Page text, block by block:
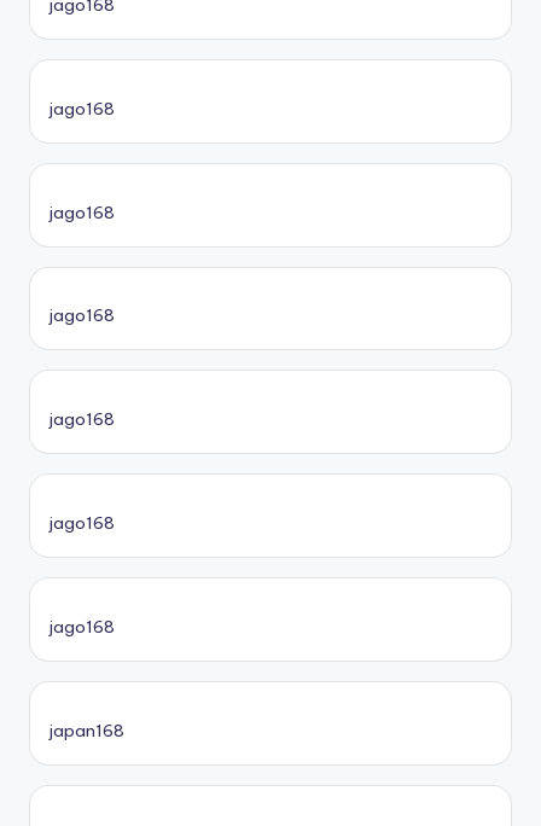
jago168
jago168
jago168
jago168
jago168
jago168
jago168
japan168